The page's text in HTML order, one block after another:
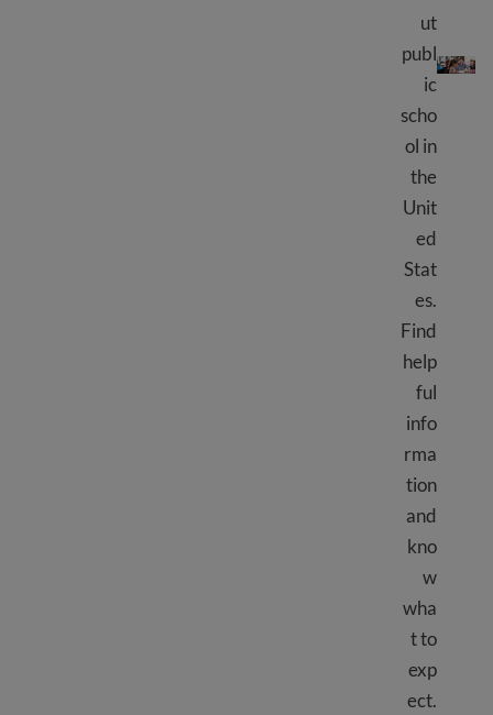
ut
publ
ic
scho
ol in
the
Unit
ed
Stat
es.
Find
help
ful
info
rma
tion
and
kno
w
wha
t to
exp
ect.